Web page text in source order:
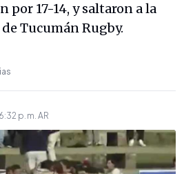
por 17-14, y saltaron a la
Tucumán Rugby.
p. m. AR